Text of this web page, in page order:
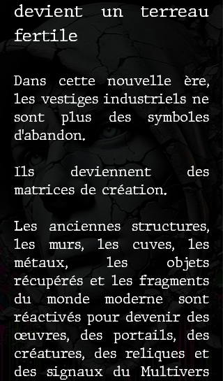
devient un terreau
fertile
Dans cette nouvelle ère,
les vestiges industriels ne
sont plus des symboles
d’abandon.
Ils deviennent des
matrices de création.
Les anciennes structures,
les murs, les cuves, les
métaux, les objets
récupérés et les fragments
du monde moderne sont
réactivés pour devenir des
œuvres, des portails, des
créatures, des reliques et
des signaux du Multivers